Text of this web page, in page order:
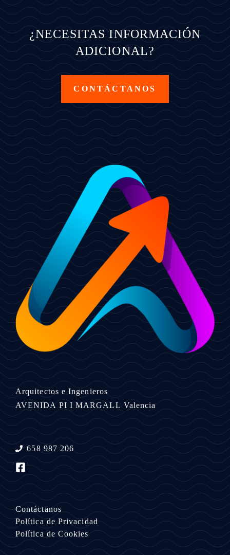
¿NECESITAS INFORMACIÓN
ADICIONAL?
CONTÁCTANOS
Arquitectos e Ingenieros
AVENIDA PI I MARGALL Valencia
658 987 206
Contáctanos
Política de Privacidad
Política de Cookies